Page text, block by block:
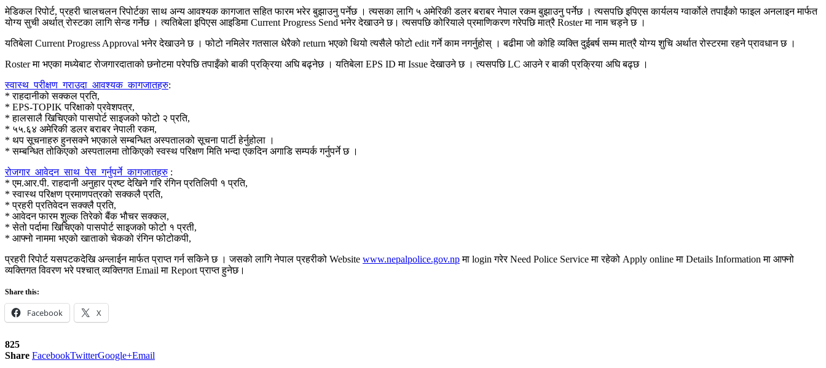
मेडिकल रिपोर्ट, प्रहरी चालचलन रिपोर्टका साथ अन्य आवश्यक कागजात सहित फारम भरेर बुझाउनु पर्नेछ । त्यसका लागि ५ अमेरिकी डलर बराबर नेपाल रकम बुझाउनु पर्नेछ । त्यसपछि इपिएस कार्यलय ग्वार्कोले तपाईंको फाइल अनलाइन मार्फत
योग्य सुची अर्थात् रोस्टका लागि सेन्ड गर्नेछ । त्यतिबेला इपिएस आइडिमा Current Progress Send भनेर देखाउने छ। त्यसपछि कोरियाले प्रमाणिकरण गरेपछि मात्रै Roster मा नाम चड्ने छ ।
यतिबेला Current Progress Approval भनेर देखाउने छ । फोटो नमिलेर गतसाल धेरैको return भएको थियो त्यसैले फोटो edit गर्ने काम नगर्नुहोस् । बढीमा जो कोहि व्यक्ति दुईबर्ष सम्म मात्रै योग्य शुचि अर्थात रोस्टरमा रहने प्रावधान छ ।
Roster मा भएका मध्येबाट रोजगारदाताको छनोटमा परेपछि तपाइँको बाकी प्रक्रिया अघि बढ्नेछ । यतिबेला EPS ID मा Issue देखाउने छ । त्यसपछि LC आउने र बाकी प्रक्रिया अघि बढ्छ ।
स्वास्थ_परीक्षण_गराउदा_आवश्यक_कागजातहरु:
* राहदानीको सक्कल प्रति,
* EPS-TOPIK परिक्षाको प्रवेशपत्र,
* हालसालै खिचिएको पासपोर्ट साइजको फोटो २ प्रति,
* ५५.६४ अमेरिकी डलर बराबर नेपाली रकम,
* थप सूचनाहरु हुनसक्ने भएकाले सम्बन्धित अस्पतालको सूचना पार्टी हेर्नुहोला ।
* सम्बन्धित तोकिएको अस्पतालमा तोकिएको स्वस्थ परिक्षण मिति भन्दा एकदिन अगाडि सम्पर्क गर्नुपर्ने छ ।
रोजगार_आवेदन_साथ_पेस_गर्नुपर्ने_कागजातहरु:
* एम.आर.पी. राहदानी अनुहार प्रष्ट देखिने गरि रंगिन प्रतिलिपी १ प्रति,
* स्वास्थ परिक्षण प्रमाणपत्रको सक्कलै प्रति,
* प्रहरी प्रतिवेदन सक्क्लै प्रति,
* आवेदन फारम शुल्क तिरेको बैंक भौचर सक्कल,
* सेतो पर्दामा खिचिएको पासपोर्ट साइजको फोटो १ प्रती,
* आफ्नो नाममा भएको खाताको चेकको रंगिन फोटोकपी,
प्रहरी रिपोर्ट यसपटकदेखि अन्लाईन मार्फत प्राप्त गर्न सकिने छ । जसको लागि नेपाल प्रहरीको Website www.nepalpolice.gov.npमा login गरेर Need Police Service मा रहेको Apply online मा Details Information मा आफ्नो
व्यक्तिगत विवरण भरे पश्चात् व्यक्तिगत Email मा Report प्राप्त हुनेछ।
Share this:
Facebook X
825
Share FacebookTwitterGoogle+Email